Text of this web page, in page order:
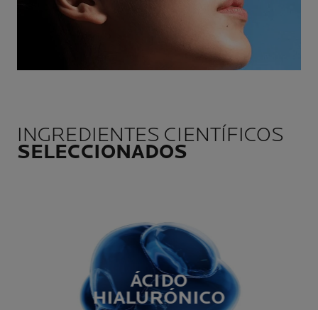
INGREDIENTES CIENTÍFICOS
SELECCIONADOS
ÁCIDO
HIALURÓNICO